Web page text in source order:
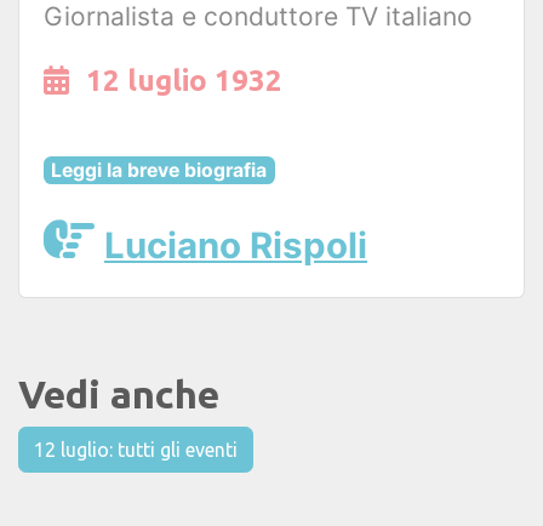
Giornalista e conduttore TV italiano
12 luglio 1932
Leggi la breve biografia
Luciano Rispoli
Vedi anche
12 luglio: tutti gli eventi